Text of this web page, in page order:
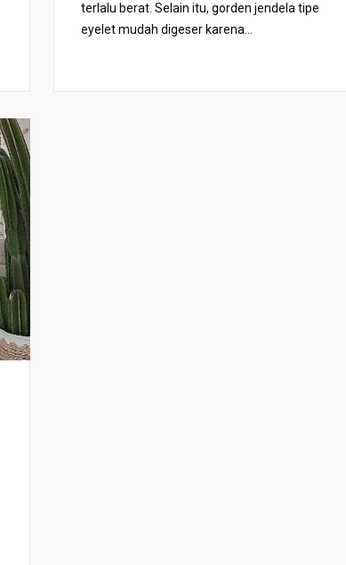
terlalu berat. Selain itu, gorden jendela tipe
eyelet mudah digeser karena...